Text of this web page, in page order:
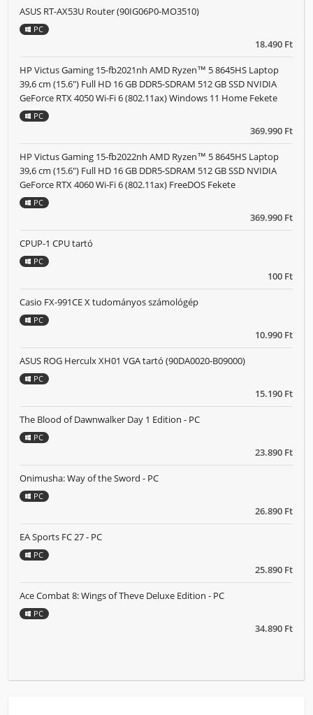
18.490 Ft
ASUS RT-AX53U Router (90IG06P0-MO3510)
PC
369.990 Ft
HP Victus Gaming 15-fb2021nh AMD Ryzen™ 5 8645HS Laptop
39,6 cm (15.6") Full HD 16 GB DDR5-SDRAM 512 GB SSD NVIDIA
GeForce RTX 4050 Wi-Fi 6 (802.11ax) Windows 11 Home Fekete
PC
369.990 Ft
HP Victus Gaming 15-fb2022nh AMD Ryzen™ 5 8645HS Laptop
39,6 cm (15.6") Full HD 16 GB DDR5-SDRAM 512 GB SSD NVIDIA
GeForce RTX 4060 Wi-Fi 6 (802.11ax) FreeDOS Fekete
PC
100 Ft
CPUP-1 CPU tartó
PC
10.990 Ft
Casio FX-991CE X tudományos számológép
PC
15.190 Ft
ASUS ROG Herculx XH01 VGA tartó (90DA0020-B09000)
PC
23.890 Ft
The Blood of Dawnwalker Day 1 Edition - PC
PC
26.890 Ft
Onimusha: Way of the Sword - PC
PC
25.890 Ft
EA Sports FC 27 - PC
PC
34.890 Ft
Ace Combat 8: Wings of Theve Deluxe Edition - PC
PC